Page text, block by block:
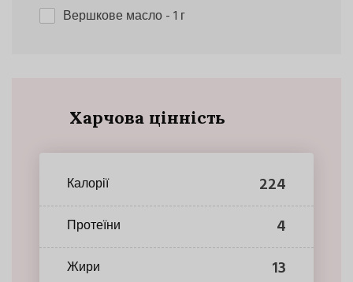
Вершкове масло- 1 г
Харчова цінність
Калорії 224
Протеїни 4
Жири 13